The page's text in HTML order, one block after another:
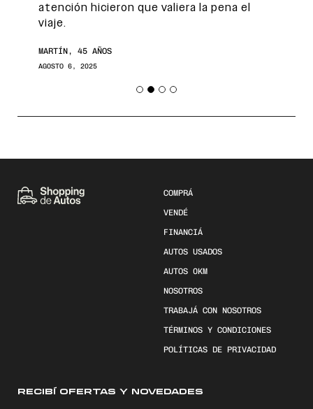
atención hicieron que valiera la pena el
viaje.
MARTÍN, 45 AÑOS
AGOSTO 6, 2025
COMPRÁ
VENDÉ
FINANCIÁ
AUTOS USADOS
AUTOS 0KM
NOSOTROS
TRABAJÁ CON NOSOTROS
TÉRMINOS Y CONDICIONES
POLÍTICAS DE PRIVACIDAD
RECIBÍ OFERTAS Y NOVEDADES